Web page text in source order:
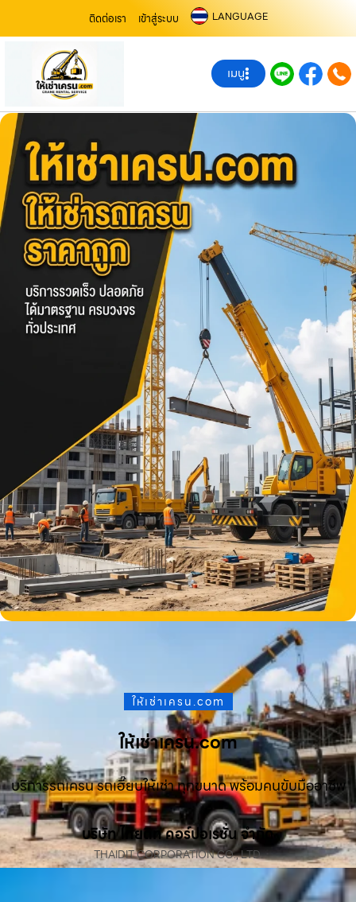
ติดต่อเรา เข้าสู่ระบบ LANGUAGE
เมนู
ให้เช่าเครน.com
ให้เช่าเครน.com
บริการรถเครน รถเฮี๊ยบให้เช่า ทุกขนาด พร้อมคนขับมืออาชีพ
บริษัท ไทยดิท คอร์ปอเรชั่น จำกัด
THAIDIT CORPORATION CO., LTD.